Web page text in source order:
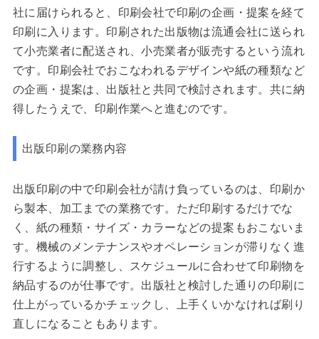
社に届けられると、印刷会社で印刷の企画・提案を経て
印刷に入ります。印刷された出版物は流通会社に送られ
て小売業者に配送され、小売業者が販売するという流れ
です。印刷会社でおこなわれるデザインや紙の種類など
の企画・提案は、出版社と共同で検討されます。共に納
得したうえで、印刷作業へと進むのです。
出版印刷の業務内容
出版印刷の中で印刷会社が請け負っているのは、印刷か
ら製本、加工までの業務です。ただ印刷するだけでな
く、紙の種類・サイズ・カラーなどの提案もおこないま
す。機械のメンテナンスやオペレーションが滞りなく進
行するように調整し、スケジュールに合わせて印刷物を
納品するのが仕事です。出版社と検討した通りの印刷に
仕上がっているかチェックし、上手くいかなければ刷り
直しになることもあります。